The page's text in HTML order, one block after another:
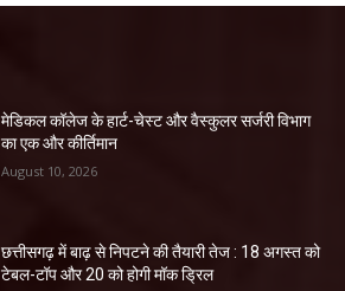
​मेडिकल कॉलेज के हार्ट-चेस्ट और वैस्कुलर सर्जरी विभाग
का एक और कीर्तिमान
August 10, 2026
छत्तीसगढ़ में बाढ़ से निपटने की तैयारी तेज : 18 अगस्त को
टेबल-टॉप और 20 को होगी मॉक ड्रिल